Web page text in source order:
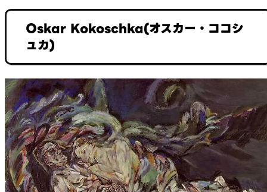
Oskar Kokoschka(オスカー・ココシ
ュカ)